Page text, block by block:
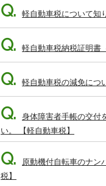
Q. 軽自動車税について知
Q. 軽自動車税納税証明書
Q. 軽自動車税の減免につ
Q.
身体障害者手帳の交付
い。 【軽自動車税】
Q.
原動機付自転車のナン
税】